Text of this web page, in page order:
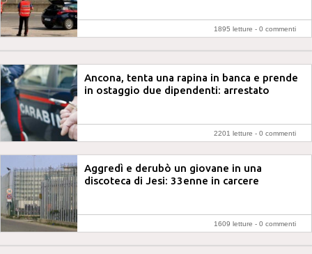
1895 letture - 0 commenti
Ancona, tenta una rapina in banca e prende
in ostaggio due dipendenti: arrestato
2201 letture - 0 commenti
Aggredì e derubò un giovane in una
discoteca di Jesi: 33enne in carcere
1609 letture - 0 commenti